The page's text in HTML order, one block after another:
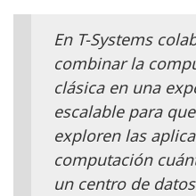
En T-Systems
combinar la
clásica en una
escalable para
exploren las
computación
un centro de